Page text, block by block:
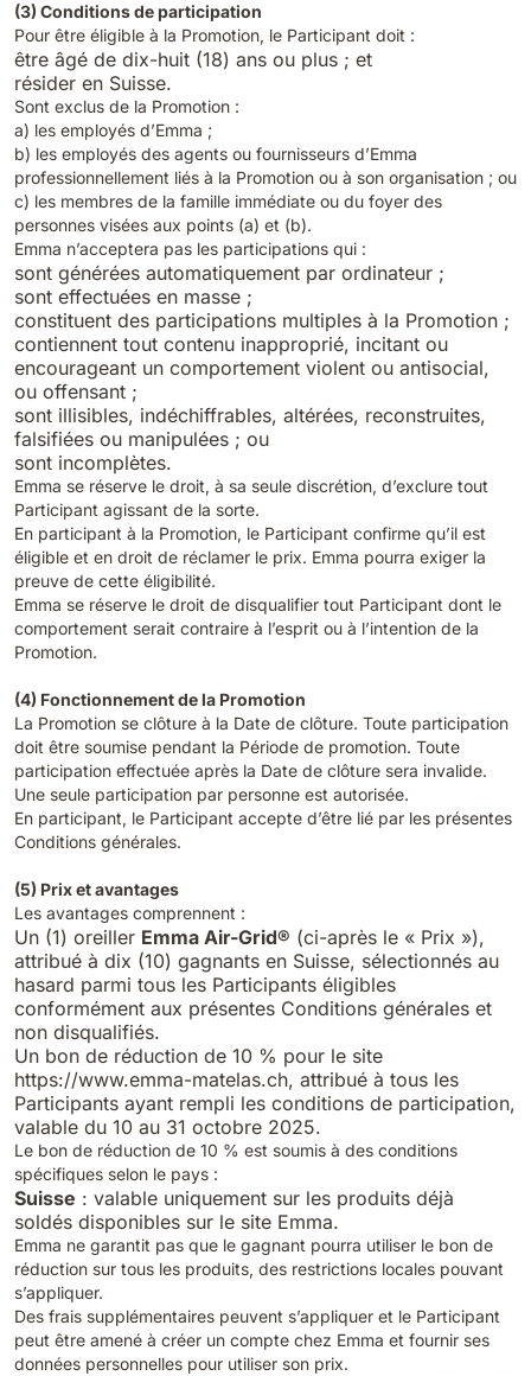
(3) Conditions de participation
Pour être éligible à la Promotion, le Participant doit :
être âgé de dix-huit (18) ans ou plus ; et
résider en Suisse.
Sont exclus de la Promotion :
a) les employés d’Emma ;
b) les employés des agents ou fournisseurs d’Emma
professionnellement liés à la Promotion ou à son organisation ; ou
c) les membres de la famille immédiate ou du foyer des
personnes visées aux points (a) et (b).
Emma n’acceptera pas les participations qui :
sont générées automatiquement par ordinateur ;
sont effectuées en masse ;
constituent des participations multiples à la Promotion ;
contiennent tout contenu inapproprié, incitant ou
encourageant un comportement violent ou antisocial,
ou offensant ;
sont illisibles, indéchiffrables, altérées, reconstruites,
falsifiées ou manipulées ; ou
sont incomplètes.
Emma se réserve le droit, à sa seule discrétion, d’exclure tout
Participant agissant de la sorte.
En participant à la Promotion, le Participant confirme qu’il est
éligible et en droit de réclamer le prix. Emma pourra exiger la
preuve de cette éligibilité.
Emma se réserve le droit de disqualifier tout Participant dont le
comportement serait contraire à l’esprit ou à l’intention de la
Promotion.
(4) Fonctionnement de la Promotion
La Promotion se clôture à la Date de clôture. Toute participation
doit être soumise pendant la Période de promotion. Toute
participation effectuée après la Date de clôture sera invalide.
Une seule participation par personne est autorisée.
En participant, le Participant accepte d’être lié par les présentes
Conditions générales.
(5) Prix et avantages
Les avantages comprennent :
Un (1) oreiller Emma Air-Grid® (ci-après le « Prix »),
attribué à dix (10) gagnants en Suisse, sélectionnés au
hasard parmi tous les Participants éligibles
conformément aux présentes Conditions générales et
non disqualifiés.
Un bon de réduction de 10 % pour le site
https://www.emma-matelas.ch, attribué à tous les
Participants ayant rempli les conditions de participation,
valable du 10 au 31 octobre 2025.
Le bon de réduction de 10 % est soumis à des conditions
spécifiques selon le pays :
Suisse : valable uniquement sur les produits déjà
soldés disponibles sur le site Emma.
Emma ne garantit pas que le gagnant pourra utiliser le bon de
réduction sur tous les produits, des restrictions locales pouvant
s’appliquer.
Des frais supplémentaires peuvent s’appliquer et le Participant
peut être amené à créer un compte chez Emma et fournir ses
données personnelles pour utiliser son prix.